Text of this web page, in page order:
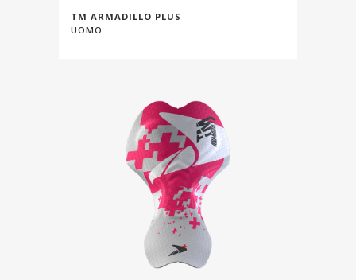
TM ARMADILLO PLUS
UOMO